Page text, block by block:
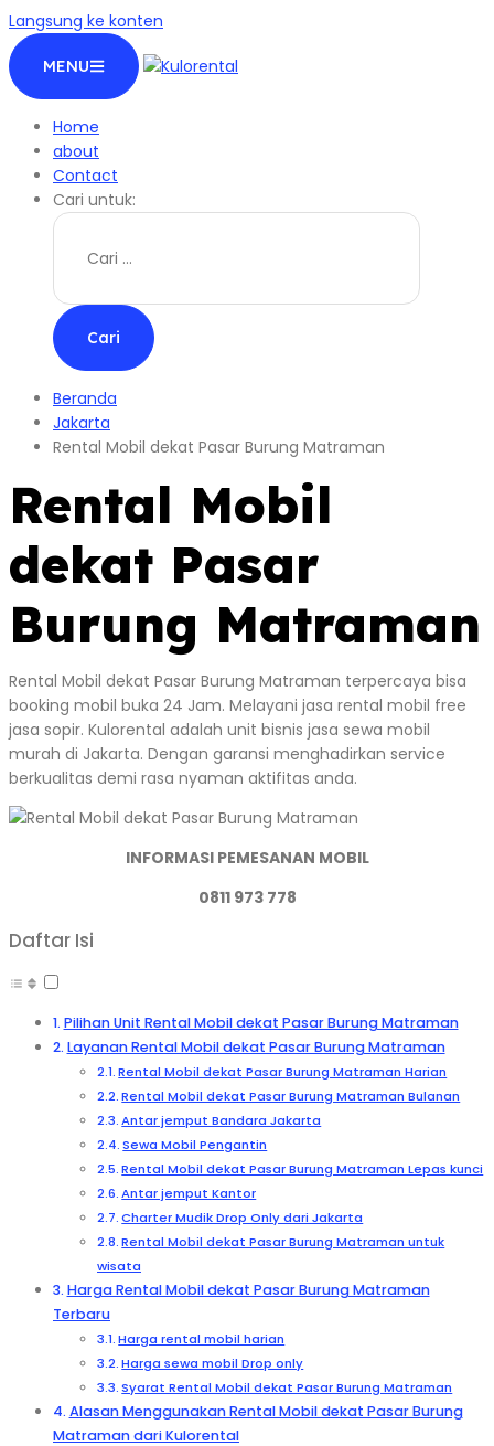
Langsung ke konten
MENU
Home
about
Contact
Cari untuk:
Beranda
Jakarta
Rental Mobil dekat Pasar Burung Matraman
Rental Mobil
dekat Pasar
Burung Matraman
Rental Mobil dekat Pasar Burung Matraman terpercaya bisa
booking mobil buka 24 Jam. Melayani jasa rental mobil free
jasa sopir. Kulorental adalah unit bisnis jasa sewa mobil
murah di Jakarta. Dengan garansi menghadirkan service
berkualitas demi rasa nyaman aktifitas anda.
INFORMASI PEMESANAN MOBIL
0811 973 778
Daftar Isi
Pilihan Unit Rental Mobil dekat Pasar Burung Matraman
Layanan Rental Mobil dekat Pasar Burung Matraman
Rental Mobil dekat Pasar Burung Matraman Harian
Rental Mobil dekat Pasar Burung Matraman Bulanan
Antar jemput Bandara Jakarta
Sewa Mobil Pengantin
Rental Mobil dekat Pasar Burung Matraman Lepas kunci
Antar jemput Kantor
Charter Mudik Drop Only dari Jakarta
Rental Mobil dekat Pasar Burung Matraman untuk
wisata
Harga Rental Mobil dekat Pasar Burung Matraman
Terbaru
Harga rental mobil harian
Harga sewa mobil Drop only
Syarat Rental Mobil dekat Pasar Burung Matraman
Alasan Menggunakan Rental Mobil dekat Pasar Burung
Matraman dari Kulorental